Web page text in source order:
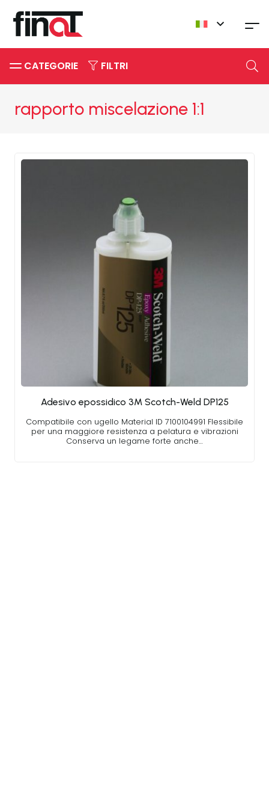
CATEGORIE FILTRI
rapporto miscelazione 1:1
Adesivo epossidico 3M Scotch-Weld DP125
Compatibile con ugello Material ID 7100104991 Flessibile
per una maggiore resistenza a pelatura e vibrazioni
Conserva un legame forte anche…